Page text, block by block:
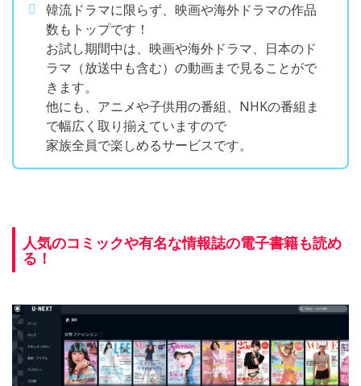
韓流ドラマに限らず、映画や海外ドラマの作品
数もトップです！
お試し期間中は、映画や海外ドラマ、日本のド
ラマ（放送中も含む）の動画まで見ることがで
きます。
他にも、アニメや子供用の番組、NHKの番組ま
で幅広く取り揃えていますので
家族全員で楽しめるサービスです。
人気のコミックや有名な情報誌の電子書籍も読め
る！